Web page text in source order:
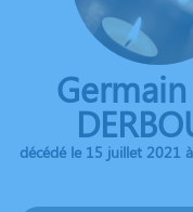
décédé le 15 juillet 2021